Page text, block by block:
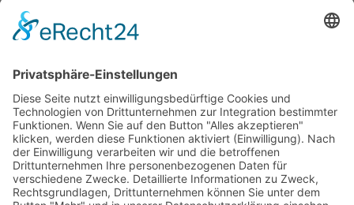
Warnliste
Dokumentation
Indikation Existenzielles Leiden
Wunsch nach Sedierung, um das eigene Leben zu
beenden
Sedierung im Rahmen des Beendens künstlicher
Beatmung
Sedierung im SAPV-Kontext
Verringern der Tiefe einer begonnenen Sedierung
Sedierung zur Leidenslinderung vs. zur Abwendung
von Selbst- oder Fremdgefährdung